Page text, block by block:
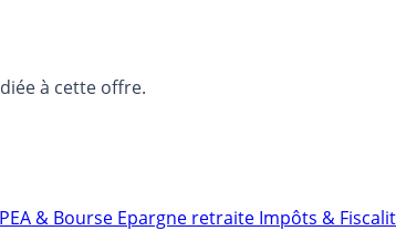
à cette offre.
PEA & Bourse Epargne retraite Impôts &